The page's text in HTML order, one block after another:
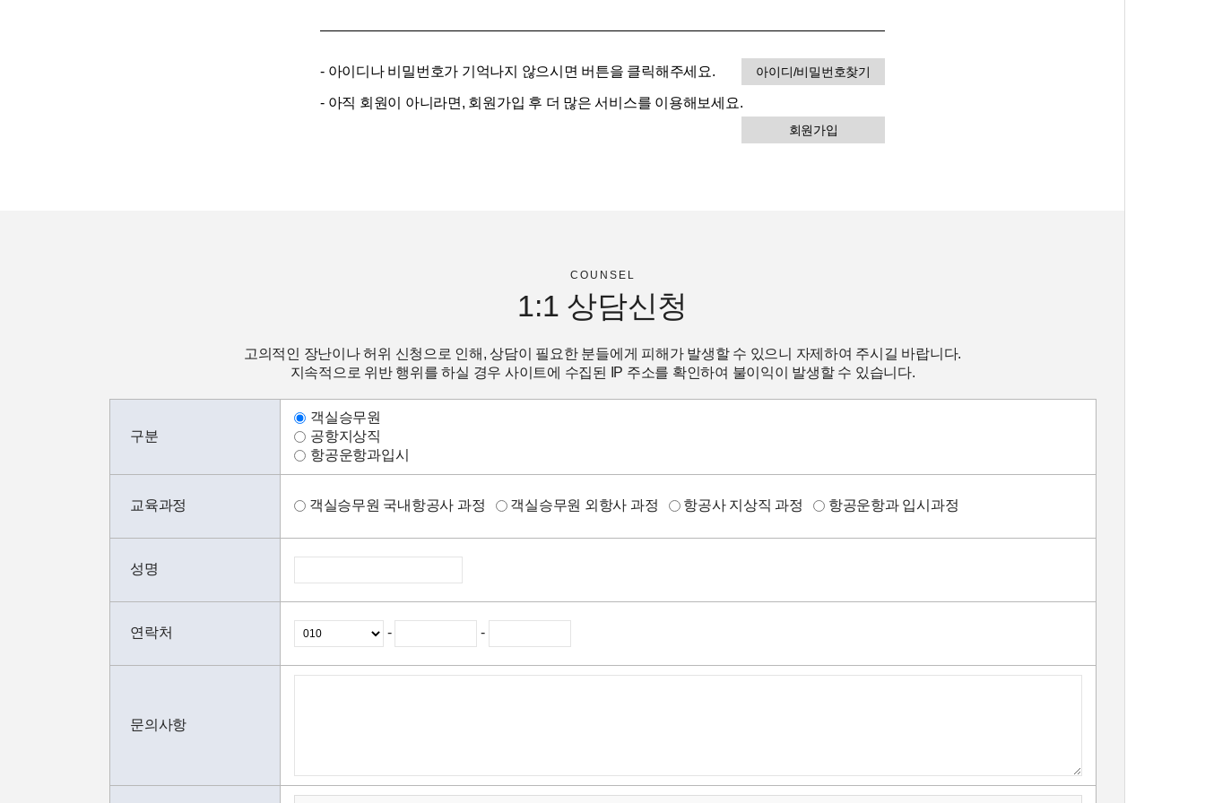
- 아이디나 비밀번호가 기억나지 않으시면 버튼을 클릭해주세요. 아이디/비밀번호찾기
- 아직 회원이 아니라면, 회원가입 후 더 많은 서비스를 이용해보세요.
회원가입
COUNSEL
1:1 상담신청
고의적인 장난이나 허위 신청으로 인해, 상담이 필요한 분들에게 피해가 발생할 수 있으니 자제하여 주시길 바랍니다.
지속적으로 위반 행위를 하실 경우 사이트에 수집된 IP 주소를 확인하여 불이익이 발생할 수 있습니다.
구분
객실승무원
공항지상직
항공운항과입시
교육과정 객실승무원 국내항공사 과정 객실승무원 외항사 과정 항공사 지상직 과정 항공운항과 입시과정
성명
연락처 - -
문의사항